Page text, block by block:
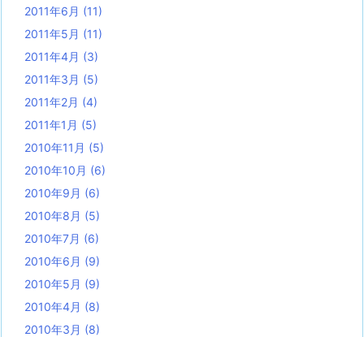
2011年6月 (11)
2011年5月 (11)
2011年4月 (3)
2011年3月 (5)
2011年2月 (4)
2011年1月 (5)
2010年11月 (5)
2010年10月 (6)
2010年9月 (6)
2010年8月 (5)
2010年7月 (6)
2010年6月 (9)
2010年5月 (9)
2010年4月 (8)
2010年3月 (8)